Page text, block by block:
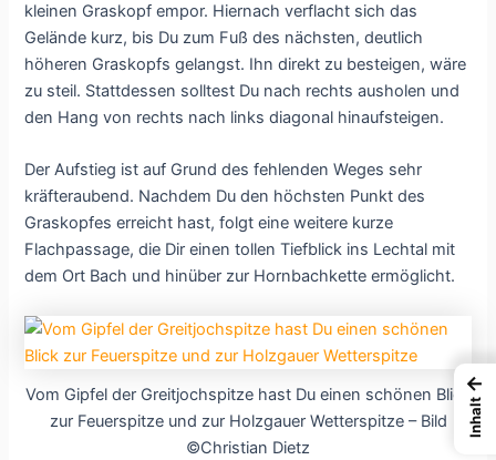
kleinen Graskopf empor. Hiernach verflacht sich das
Gelände kurz, bis Du zum Fuß des nächsten, deutlich
höheren Graskopfs gelangst. Ihn direkt zu besteigen, wäre
zu steil. Stattdessen solltest Du nach rechts ausholen und
den Hang von rechts nach links diagonal hinaufsteigen.
Der Aufstieg ist auf Grund des fehlenden Weges sehr
kräfteraubend. Nachdem Du den höchsten Punkt des
Graskopfes erreicht hast, folgt eine weitere kurze
Flachpassage, die Dir einen tollen Tiefblick ins Lechtal mit
dem Ort Bach und hinüber zur Hornbachkette ermöglicht.
Vom Gipfel der Greitjochspitze hast Du einen schönen Blick
zur Feuerspitze und zur Holzgauer Wetterspitze – Bild
©Christian Dietz
←
Inhalt